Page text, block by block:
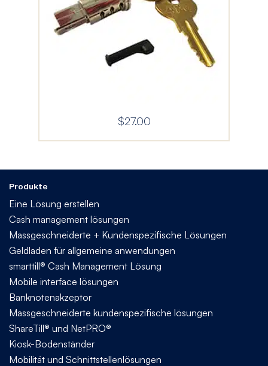
$27.00
Produkte
Eine Lösung erstellen
Cash management lösungen
Massgeschneiderte + Kundenspezifische Lösungen
Geldladen für allgemeine anwendungen
smarttill® Cash Management Lösung
Mobile interface lösungen
Banknotenakzeptor
Massgeschneiderte kundenspezifische lösungen
ShareTill® und NetPRO®
Kiosk-Bodenständer
Mobilität und Schnittstellenlösungen